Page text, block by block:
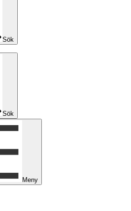
Sök
Sök
Meny